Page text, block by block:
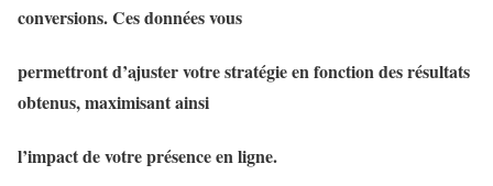
conversions. Ces données vous
permettront d’ajuster votre stratégie en fonction des résultats
obtenus, maximisant ainsi
l’impact de votre présence en ligne.